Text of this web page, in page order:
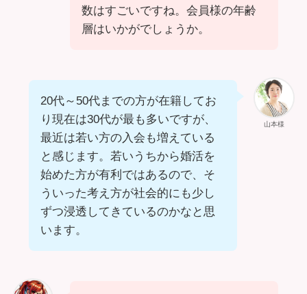
数はすごいですね。会員様の年齢
層はいかがでしょうか。
山本様
20代～50代までの方が在籍してお
り現在は30代が最も多いですが、
最近は若い方の入会も増えている
と感じます。若いうちから婚活を
始めた方が有利ではあるので、そ
ういった考え方が社会的にも少し
ずつ浸透してきているのかなと思
います。